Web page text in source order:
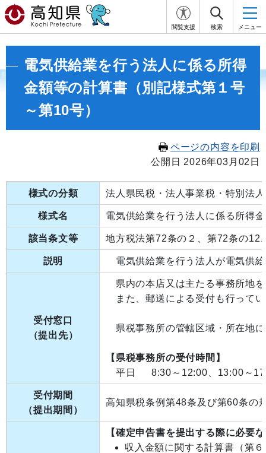
閲覧支援 検索 メニュー
電気供給業を行う法人に係る所得
金額等の計算書（別記様式第１号
～第10号）
ページの内容を印刷
公開日 2026年03月02日
様式の分類 法人県民税・法人事業税・特別法
様式名 電気供給業を行う法人に係る所得
該当条文等 地方税法第72条の２、第72条の
説明 電気供給業を行う法人が電気供
受付窓口
（提出先）
県内の本店又は主たる事務所地
また、郵送による受付も行って
県税事務所の管轄区域・所在地
【県税事務所の受付時間】
平日 8:30～12:00、13:00～
受付期間
（提出期間）
高知県税条例第48条及び第60条の
【確定申告書を提出する際に必要
収入金額に関する計算書（第